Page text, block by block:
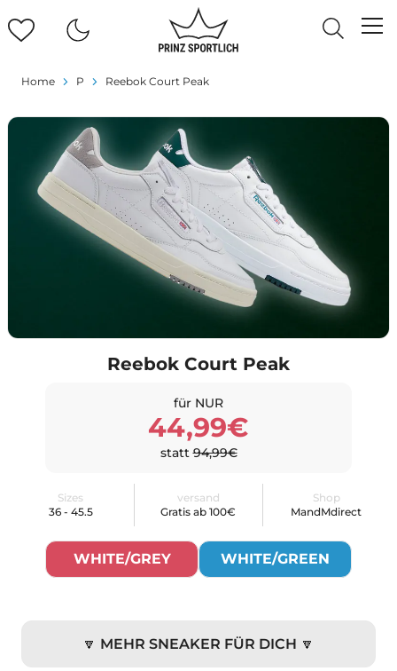
Home P Reebok Court Peak
Reebok Court Peak
für NUR
44,99€
statt94,99€
Sizes
36 - 45.5
versand
Gratis ab 100€
Shop
MandMdirect
WHITE/GREY WHITE/GREEN
🔽 MEHR SNEAKER FÜR DICH 🔽